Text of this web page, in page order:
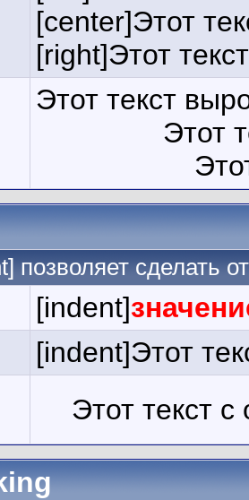
[center]Этот
[right]Этот
Этот текст
Этот
позволяет сделать
[indent]
[indent]Этот
Этот текст с